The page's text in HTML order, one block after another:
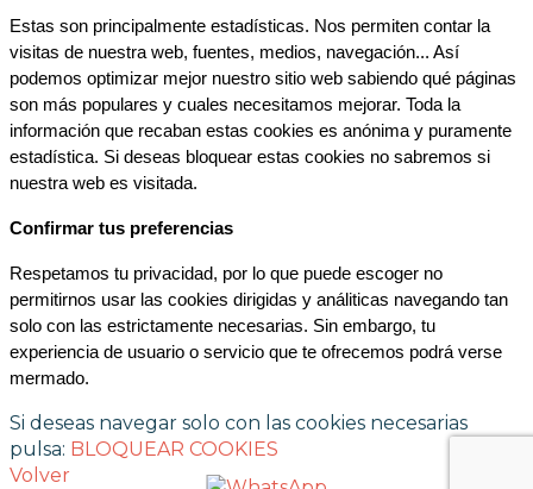
Estas son principalmente estadísticas. Nos permiten contar la
visitas de nuestra web, fuentes, medios, navegación... Así
podemos optimizar mejor nuestro sitio web sabiendo qué páginas
son más populares y cuales necesitamos mejorar. Toda la
información que recaban estas cookies es anónima y puramente
estadística. Si deseas bloquear estas cookies no sabremos si
nuestra web es visitada.
Confirmar tus preferencias
Respetamos tu privacidad, por lo que puede escoger no
permitirnos usar las cookies dirigidas y análiticas navegando tan
solo con las estrictamente necesarias. Sin embargo, tu
experiencia de usuario o servicio que te ofrecemos podrá verse
mermado.
Si deseas navegar solo con las cookies necesarias
pulsa: BLOQUEAR COOKIES
Volver